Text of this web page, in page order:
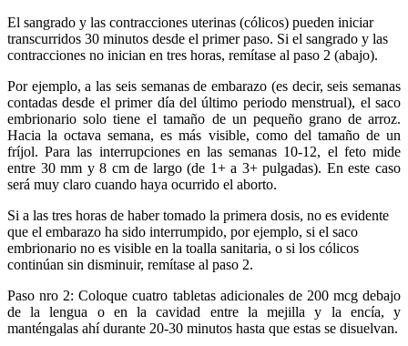
El sangrado y las contracciones uterinas (cólicos) pueden iniciar
transcurridos 30 minutos desde el primer paso. Si el sangrado y las
contracciones no inician en tres horas, remítase al paso 2 (abajo).
Por ejemplo, a las seis semanas de embarazo (es decir, seis semanas
contadas desde el primer día del último periodo menstrual), el saco
embrionario solo tiene el tamaño de un pequeño grano de arroz.
Hacia la octava semana, es más visible, como del tamaño de un
fríjol. Para las interrupciones en las semanas 10-12, el feto mide
entre 30 mm y 8 cm de largo (de 1+ a 3+ pulgadas). En este caso
será muy claro cuando haya ocurrido el aborto.
Si a las tres horas de haber tomado la primera dosis, no es evidente
que el embarazo ha sido interrumpido, por ejemplo, si el saco
embrionario no es visible en la toalla sanitaria, o si los cólicos
continúan sin disminuir, remítase al paso 2.
Paso nro 2: Coloque cuatro tabletas adicionales de 200 mcg debajo
de la lengua o en la cavidad entre la mejilla y la encía, y
manténgalas ahí durante 20-30 minutos hasta que estas se disuelvan.